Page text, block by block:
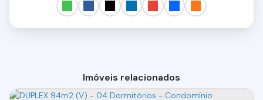
Imóveis relacionados